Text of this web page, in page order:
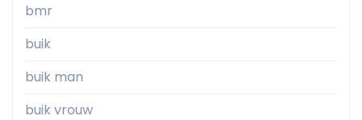
bmr
buik
buik man
buik vrouw